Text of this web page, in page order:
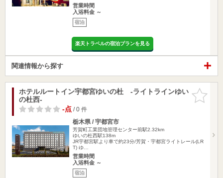
営業時間
入浴料金 ～
宿泊
楽天トラベルの宿泊プランを見る
関連情報から探す
お気に入
りに追加
ホテルルートイン宇都宮ゆいの杜 -ライトラインゆい
の杜西-
-点/ 0 件
栃木県 / 宇都宮市
芳賀町工業団地管理センター前駅2.32km
ゆいの杜西駅138m
JR宇都宮駅より車で約23分/芳賀・宇都宮ライトレール(LR
T) ゆ…
営業時間
入浴料金 ～
宿泊